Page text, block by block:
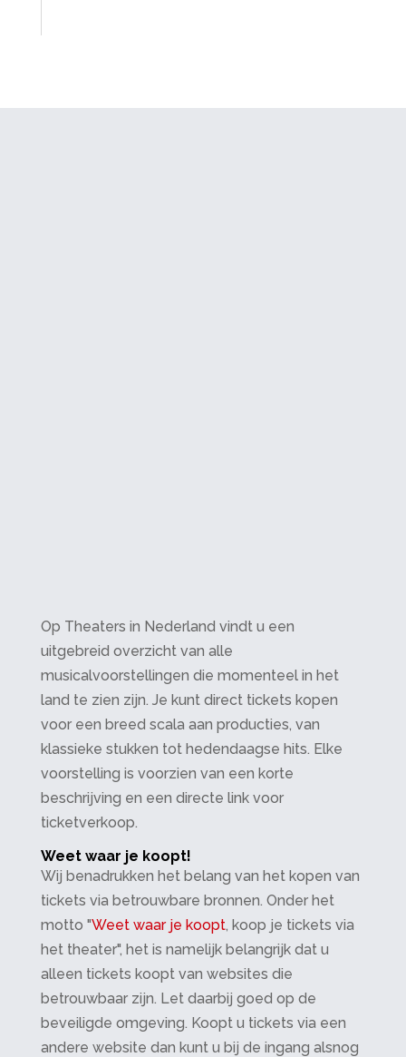
Op Theaters in Nederland vindt u een
uitgebreid overzicht van alle
musicalvoorstellingen die momenteel in het
land te zien zijn. Je kunt direct tickets kopen
voor een breed scala aan producties, van
klassieke stukken tot hedendaagse hits. Elke
voorstelling is voorzien van een korte
beschrijving en een directe link voor
ticketverkoop.
Weet waar je koopt!
Wij benadrukken het belang van het kopen van
tickets via betrouwbare bronnen. Onder het
motto "Weet waar je koopt, koop je tickets via
het theater", het is namelijk belangrijk dat u
alleen tickets koopt van websites die
betrouwbaar zijn. Let daarbij goed op de
beveiligde omgeving. Koopt u tickets via een
andere website dan kunt u bij de ingang alsnog